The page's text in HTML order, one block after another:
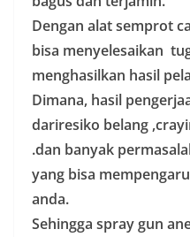
Dengan alat semprot
bisa menyelesaikan
menghasilkan hasil
Dimana, hasil
dariresiko belang
.dan banyak
yang bisa
anda.
Sehingga spray gun